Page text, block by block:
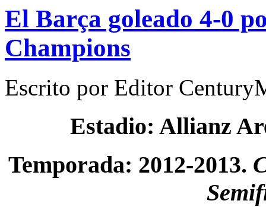
El Barça goleado 4-0
Champions
Escrito por Editor
Estadio: Allianz
Temporada: 2012-2013.